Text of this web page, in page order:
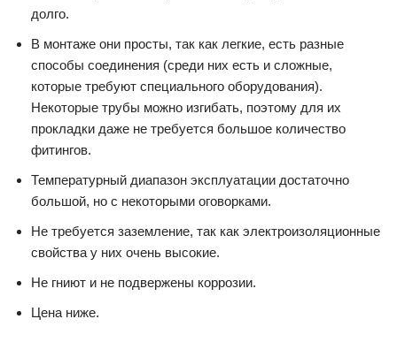
долго.
В монтаже они просты, так как легкие, есть разные
способы соединения (среди них есть и сложные,
которые требуют специального оборудования).
Некоторые трубы можно изгибать, поэтому для их
прокладки даже не требуется большое количество
фитингов.
Температурный диапазон эксплуатации достаточно
большой, но с некоторыми оговорками.
Не требуется заземление, так как электроизоляционные
свойства у них очень высокие.
Не гниют и не подвержены коррозии.
Цена ниже.